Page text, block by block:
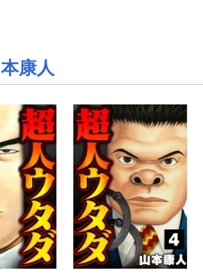
康人